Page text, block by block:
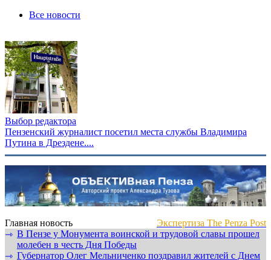
Все новости
Выбор редактора
Пензенский журналист посетил места службы Владимира
Путина в Дрездене....
Главная новость
Экспертиза The Penza Post
⇾ В Пензе у Монумента воинской и трудовой славы прошел
молебен в честь Дня Победы
⇾ Губернатор Олег Мельниченко поздравил жителей с Днем